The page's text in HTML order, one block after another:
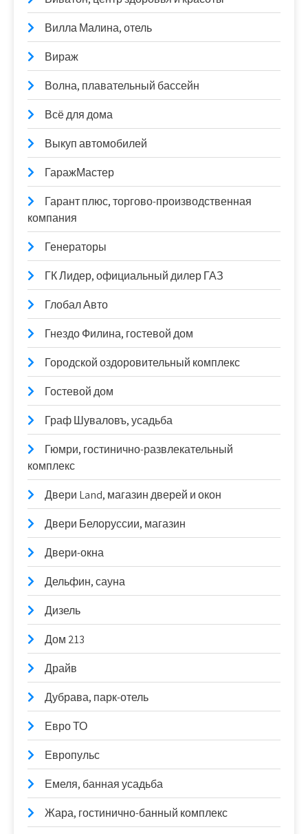
Вилла Малина, отель
Вираж
Волна, плавательный бассейн
Всё для дома
Выкуп автомобилей
ГаражМастер
Гарант плюс, торгово-производственная
компания
Генераторы
ГК Лидер, официальный дилер ГАЗ
Глобал Авто
Гнездо Филина, гостевой дом
Городской оздоровительный комплекс
Гостевой дом
Граф Шуваловъ, усадьба
Гюмри, гостинично-развлекательный
комплекс
Двери Land, магазин дверей и окон
Двери Белоруссии, магазин
Двери-окна
Дельфин, сауна
Дизель
Дом 213
Драйв
Дубрава, парк-отель
Евро ТО
Европульс
Емеля, банная усадьба
Жара, гостинично-банный комплекс